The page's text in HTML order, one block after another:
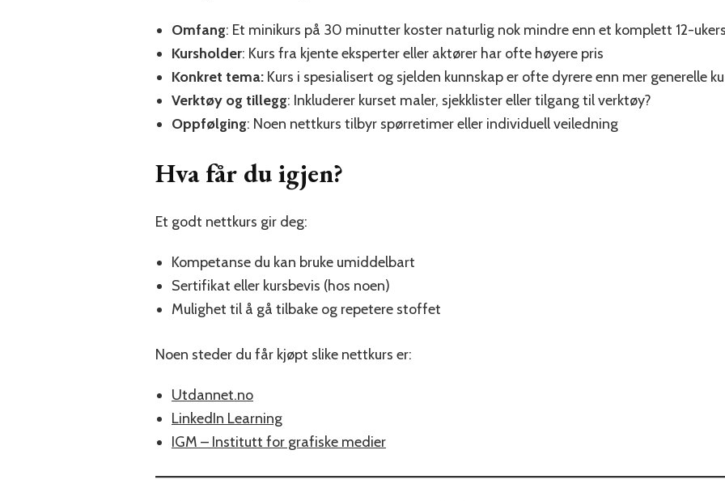
Omfang: Et minikurs på 30 minutter koster naturlig nok mindre enn et komplett 12-
Kursholder: Kurs fra kjente eksperter eller aktører har ofte høyere pris
Konkret tema: Kurs i spesialisert og sjelden kunnskap er ofte dyrere enn mer generelle
Verktøy og tillegg: Inkluderer kurset maler, sjekklister eller tilgang til verktøy?
Oppfølging: Noen nettkurs tilbyr spørretimer eller individuell veiledning
Hva får du igjen?
Et godt nettkurs gir deg:
Kompetanse du kan bruke umiddelbart
Sertifikat eller kursbevis (hos noen)
Mulighet til å gå tilbake og repetere stoffet
Noen steder du får kjøpt slike nettkurs er:
Utdannet.no
LinkedIn Learning
IGM – Institutt for grafiske medier